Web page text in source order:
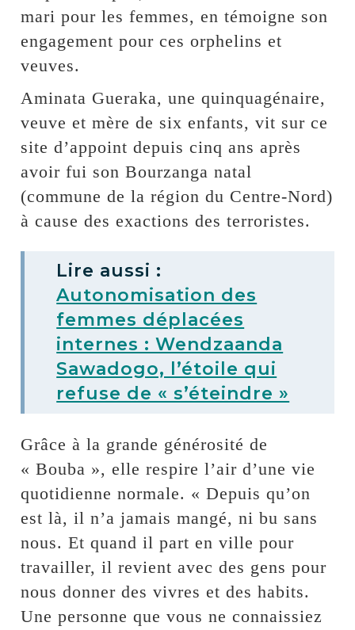
mari pour les femmes, en témoigne son
engagement pour ces orphelins et
veuves.
Aminata Gueraka, une quinquagénaire,
veuve et mère de six enfants, vit sur ce
site d’appoint depuis cinq ans après
avoir fui son Bourzanga natal
(commune de la région du Centre-Nord)
à cause des exactions des terroristes.
Lire aussi :
Autonomisation des
femmes déplacées
internes : Wendzaanda
Sawadogo, l’étoile qui
refuse de « s’éteindre »
Grâce à la grande générosité de
« Bouba », elle respire l’air d’une vie
quotidienne normale. « Depuis qu’on
est là, il n’a jamais mangé, ni bu sans
nous. Et quand il part en ville pour
travailler, il revient avec des gens pour
nous donner des vivres et des habits.
Une personne que vous ne connaissiez